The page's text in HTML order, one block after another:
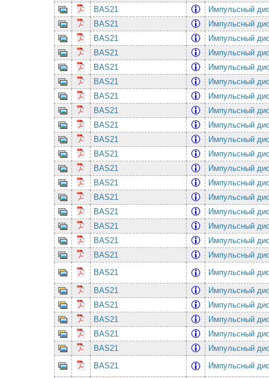
BAS21
Импульсный
BAS21
Импульсный
BAS21
Импульсный
BAS21
Импульсный
BAS21
Импульсный
BAS21
Импульсный
BAS21
Импульсный
BAS21
Импульсный
BAS21
Импульсный
BAS21
Импульсный
BAS21
Импульсный
BAS21
Импульсный
BAS21
Импульсный
BAS21
Импульсный
BAS21
Импульсный
BAS21
Импульсный
BAS21
Импульсный
BAS21
Импульсный
BAS21
Импульсный
BAS21
Импульсный
BAS21
Импульсный
BAS21
Импульсный
BAS21
Импульсный
BAS21
Импульсный
BAS21
Импульсный